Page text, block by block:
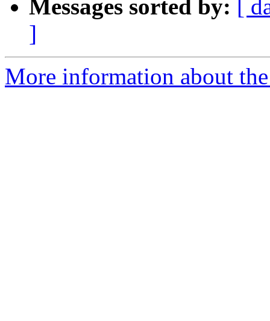
Messages sorted by: [
]
More information about